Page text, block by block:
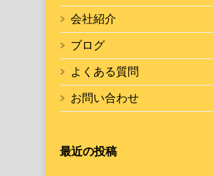
会社紹介
ブログ
よくある質問
お問い合わせ
最近の投稿